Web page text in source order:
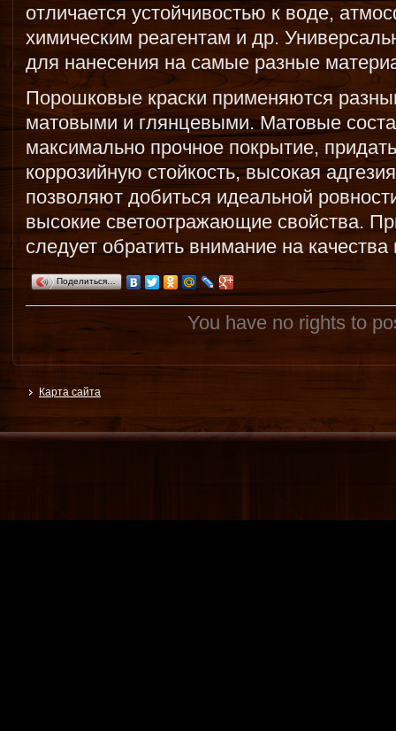
отличается устойчивостью к воде,
химическим реагентам и др.
для нанесения на самые разные
Порошковые краски применяются
матовыми и глянцевыми. Матовые
максимально прочное покрытие,
коррозийную стойкость, высокая
позволяют добиться идеальной
высокие светоотражающие свойства.
следует обратить внимание на
Поделиться…
You have no rights to
Карта сайта